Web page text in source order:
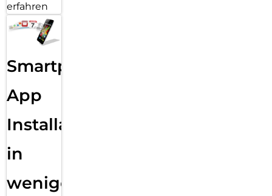
erfahren
Smartphone
App
Installation
in
wenigen